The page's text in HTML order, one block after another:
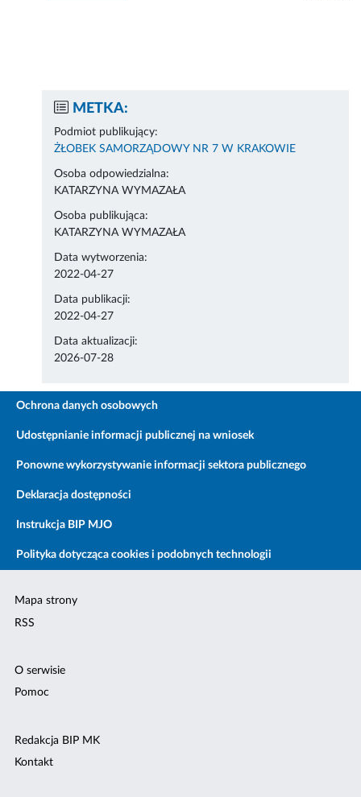
METKA:
Podmiot publikujący:
ŻŁOBEK SAMORZĄDOWY NR 7 W KRAKOWIE
Osoba odpowiedzialna:
KATARZYNA WYMAZAŁA
Osoba publikująca:
KATARZYNA WYMAZAŁA
Data wytworzenia:
2022-04-27
Data publikacji:
2022-04-27
Data aktualizacji:
2026-07-28
Ochrona danych osobowych
Udostępnianie informacji publicznej na wniosek
Ponowne wykorzystywanie informacji sektora publicznego
Deklaracja dostępności
Instrukcja BIP MJO
Polityka dotycząca cookies i podobnych technologii
Mapa strony
RSS
O serwisie
Pomoc
Redakcja BIP MK
Kontakt